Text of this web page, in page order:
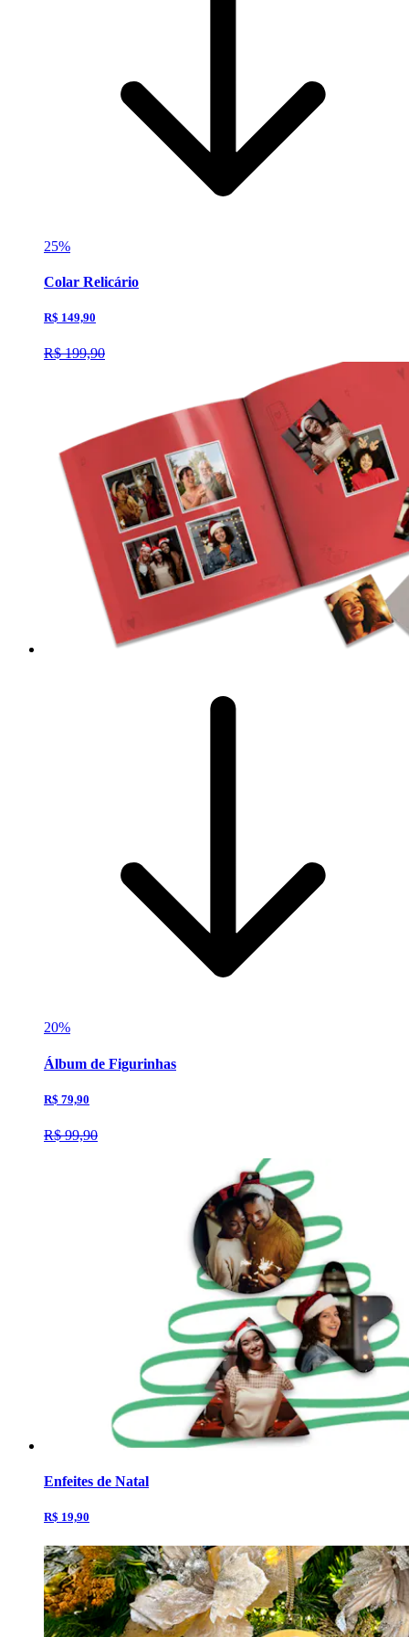
25%
Colar Relicário
R$ 149,90
R$ 199,90
20%
Álbum de Figurinhas
R$ 79,90
R$ 99,90
Enfeites de Natal
R$ 19,90